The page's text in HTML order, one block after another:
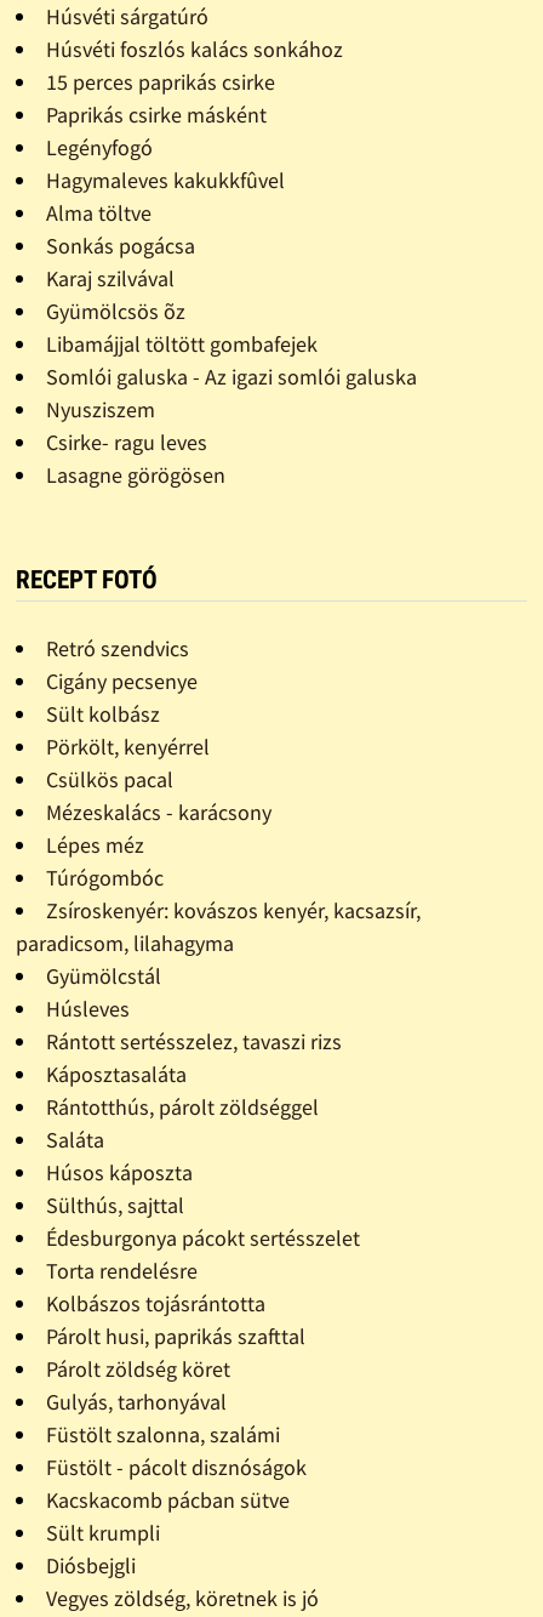
Húsvéti sárgatúró
Húsvéti foszlós kalács sonkához
15 perces paprikás csirke
Paprikás csirke másként
Legényfogó
Hagymaleves kakukkfûvel
Alma töltve
Sonkás pogácsa
Karaj szilvával
Gyümölcsös õz
Libamájjal töltött gombafejek
Somlói galuska - Az igazi somlói galuska
Nyusziszem
Csirke- ragu leves
Lasagne görögösen
RECEPT FOTÓ
Retró szendvics
Cigány pecsenye
Sült kolbász
Pörkölt, kenyérrel
Csülkös pacal
Mézeskalács - karácsony
Lépes méz
Túrógombóc
Zsíroskenyér: kovászos kenyér, kacsazsír,
paradicsom, lilahagyma
Gyümölcstál
Húsleves
Rántott sertésszelez, tavaszi rizs
Káposztasaláta
Rántotthús, párolt zöldséggel
Saláta
Húsos káposzta
Sülthús, sajttal
Édesburgonya pácokt sertésszelet
Torta rendelésre
Kolbászos tojásrántotta
Párolt husi, paprikás szafttal
Párolt zöldség köret
Gulyás, tarhonyával
Füstölt szalonna, szalámi
Füstölt - pácolt disznóságok
Kacskacomb pácban sütve
Sült krumpli
Diósbejgli
Vegyes zöldség, köretnek is jó